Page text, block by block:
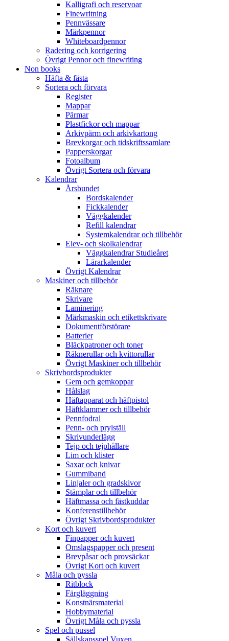
Kalligrafi och reservoar
Finewritning
Pennvässare
Märkpennor
Whiteboardpennor
Radering och korrigering
Övrigt Pennor och finewriting
Non books
Häfta & fästa
Sortera och förvara
Register
Mappar
Pärmar
Plastfickor och mappar
Arkivpärm och arkivkartong
Brevkorgar och tidskriftssamlare
Papperskorgar
Fotoalbum
Övrigt Sortera och förvara
Kalendrar
Årsbundet
Bordskalender
Fickkalender
Väggkalender
Refill kalendrar
Systemkalendrar och tillbehör
Elev- och skolkalendrar
Väggkalendrar Studieåret
Lärarkalender
Övrigt Kalendrar
Maskiner och tillbehör
Räknare
Skrivare
Laminering
Märkmaskin och etikettskrivare
Dokumentförstörare
Batterier
Bläckpatroner och toner
Räknerullar och kvittorullar
Övrigt Maskiner och tillbehör
Skrivbordsprodukter
Gem och gemkoppar
Hålslag
Häftapparat och häftpistol
Häftklammer och tillbehör
Pennfodral
Penn- och prylställ
Skrivunderlägg
Tejp och tejphållare
Lim och klister
Saxar och knivar
Gummiband
Linjaler och gradskivor
Stämplar och tillbehör
Häftmassa och fästkuddar
Konferenstillbehör
Övrigt Skrivbordsprodukter
Kort och kuvert
Finpapper och kuvert
Omslagspapper och present
Brevpåsar och provsäckar
Övrigt Kort och kuvert
Måla och pyssla
Ritblock
Färgläggning
Konstnärsmaterial
Hobbymaterial
Övrigt Måla och pyssla
Spel och pussel
Sällskapsspel Vuxen